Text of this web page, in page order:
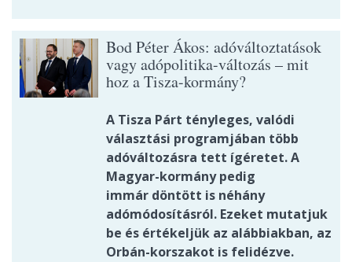
Bod Péter Ákos: adóváltoztatások
vagy adópolitika-változás – mit
hoz a Tisza-kormány?
A Tisza Párt tényleges, valódi
választási programjában több
adóváltozásra tett ígéretet. A
Magyar-kormány pedig
immár döntött is néhány
adómódosításról. Ezeket mutatjuk
be és értékeljük az alábbiakban, az
Orbán-korszakot is felidézve.